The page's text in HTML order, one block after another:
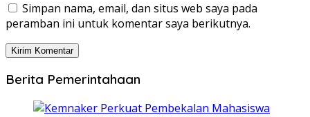
Simpan nama, email, dan situs web saya pada
peramban ini untuk komentar saya berikutnya.
Berita Pemerintahaan